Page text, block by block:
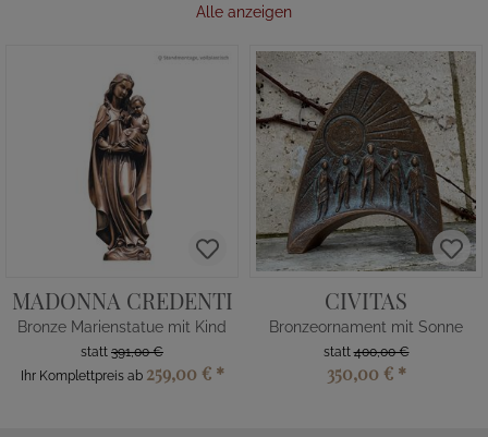
Alle anzeigen
MADONNA CREDENTI
Bronze Marienstatue mit Kind
statt 391,00 €
Ihr Komplettpreis ab 259,00 € *
CIVITAS
Bronzeornament mit Sonne
statt400,00 €
350,00 € *